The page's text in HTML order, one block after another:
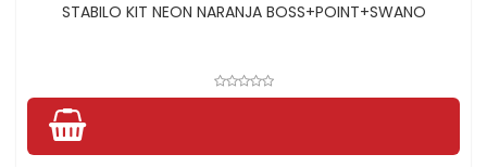
STABILO KIT NEON NARANJA BOSS+POINT+SWANO